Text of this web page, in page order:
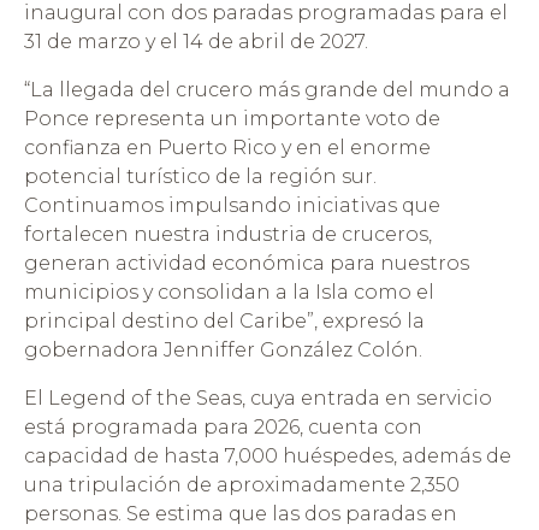
inaugural con dos paradas programadas para el
31 de marzo y el 14 de abril de 2027.
“La llegada del crucero más grande del mundo a
Ponce representa un importante voto de
confianza en Puerto Rico y en el enorme
potencial turístico de la región sur.
Continuamos impulsando iniciativas que
fortalecen nuestra industria de cruceros,
generan actividad económica para nuestros
municipios y consolidan a la Isla como el
principal destino del Caribe”, expresó la
gobernadora Jenniffer González Colón.
El Legend of the Seas, cuya entrada en servicio
está programada para 2026, cuenta con
capacidad de hasta 7,000 huéspedes, además de
una tripulación de aproximadamente 2,350
personas. Se estima que las dos paradas en